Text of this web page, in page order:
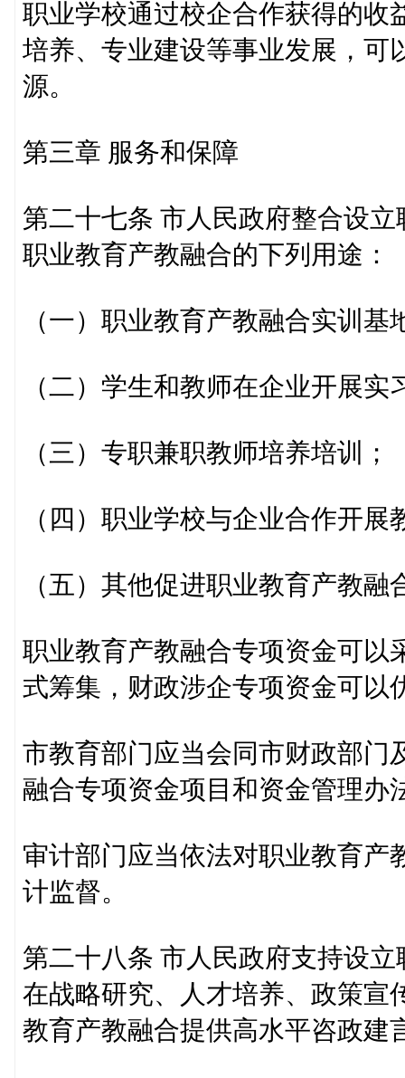
职业学校通过校企合作获得的收
培养、专业建设等事业发展，可
源。
第三章 服务和保障
第二十七条 市人民政府整合设
职业教育产教融合的下列用途：
（一）职业教育产教融合实训基
（二）学生和教师在企业开展实
（三）专职兼职教师培养培训；
（四）职业学校与企业合作开展
（五）其他促进职业教育产教融
职业教育产教融合专项资金可以
式筹集，财政涉企专项资金可以
市教育部门应当会同市财政部门
融合专项资金项目和资金管理办
审计部门应当依法对职业教育产
计监督。
第二十八条 市人民政府支持设
在战略研究、人才培养、政策宣
教育产教融合提供高水平咨政建